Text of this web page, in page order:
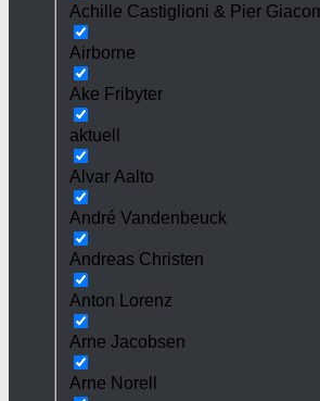
Achille Castiglioni & Pier
Airborne
Ake Fribyter
aktuell
Alvar Aalto
André Vandenbeuck
Andreas Christen
Anton Lorenz
Arne Jacobsen
Arne Norell